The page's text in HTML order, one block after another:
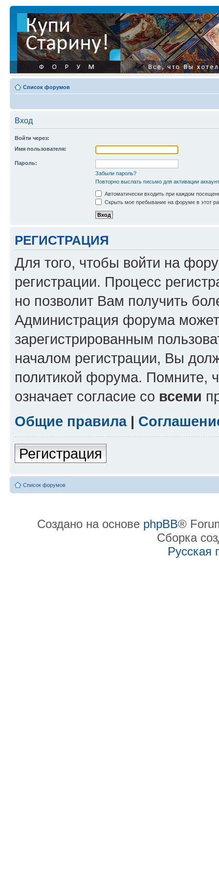
Список форумов
Вход
Войти через:
Имя пользователя:
Пароль:
Забыли пароль?
Повторно выслать письмо для активации
Автоматически входить при каждом
Скрыть мое пребывание на форуме в этот
РЕГИСТРАЦИЯ
Для того, чтобы войти на
регистрации. Процесс
но позволит Вам получить
Администрация форума может
зарегистрированным
началом регистрации, Вы
политикой форума. Помните,
означает согласие со всеми
Общие правила|
Регистрация
Список форумов
Создано на основе phpBB®
Сборка
Русская